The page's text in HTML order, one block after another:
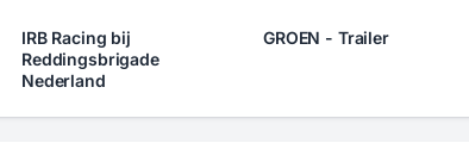
IRB Racing bij
Reddingsbrigade
Nederland
GROEN - Trailer